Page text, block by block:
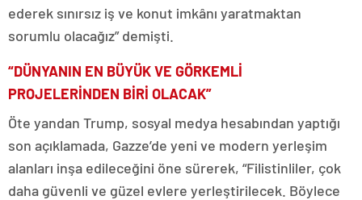
ederek sınırsız iş ve konut imkânı yaratmaktan
sorumlu olacağız” demişti.
“DÜNYANIN EN BÜYÜK VE GÖRKEMLİ
PROJELERİNDEN BİRİ OLACAK”
Öte yandan Trump, sosyal medya hesabından yaptığı
son açıklamada, Gazze’de yeni ve modern yerleşim
alanları inşa edileceğini öne sürerek, “Filistinliler, çok
daha güvenli ve güzel evlere yerleştirilecek. Böylece